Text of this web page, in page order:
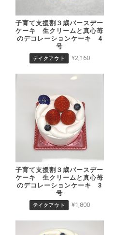
子育て支援割３歳バースデー
ケーキ 生クリームと真心苺
のデコレーションケーキ 4
号
テイクアウト ¥2,160
子育て支援割３歳バースデー
ケーキ 生クリームと真心苺
のデコレーションケーキ 3
号
テイクアウト ¥1,800